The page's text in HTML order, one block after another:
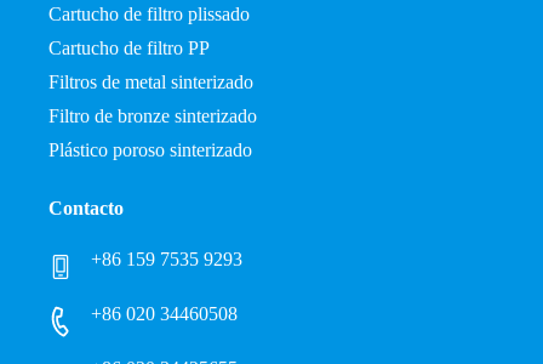
Cartucho de filtro plissado
Cartucho de filtro PP
Filtros de metal sinterizado
Filtro de bronze sinterizado
Plástico poroso sinterizado
Contacto
+86 159 7535 9293
+86 020 34460508